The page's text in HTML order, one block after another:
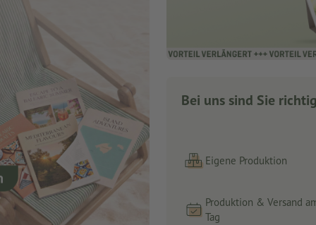
Bei uns sind Sie
Eigene Produktion
Produktion & Versand
Tag